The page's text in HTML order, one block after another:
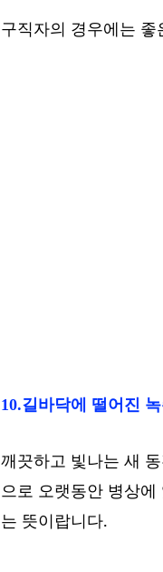
구직자의 경우에는
10.길바닥에 떨어진
깨끗하고 빛나는 새
으로 오랫동안 병상
는 뜻이랍니다.